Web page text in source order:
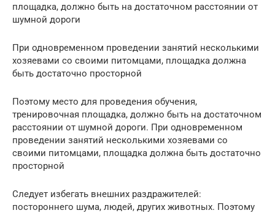
площадка, должно быть на достаточном расстоянии от
шумной дороги
При одновременном проведении занятий несколькими
хозяевами со своими питомцами, площадка должна
быть достаточно просторной
Поэтому место для проведения обучения,
тренировочная площадка, должно быть на достаточном
расстоянии от шумной дороги. При одновременном
проведении занятий несколькими хозяевами со
своими питомцами, площадка должна быть достаточно
просторной
Следует избегать внешних раздражителей:
постороннего шума, людей, других животных. Поэтому